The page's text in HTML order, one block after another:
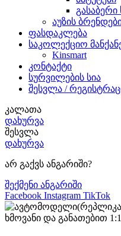
აუზის
ფასდაკლება
საკოლექციო
Kinsmart
კონტაქტი
სურვილების სია
შესვლა /
კალათა
დახურვა
შესვლა
დახურვა
არ გაქვს ანგარიში?
შექმენი ანგარიში
Facebook Instagram TikTok